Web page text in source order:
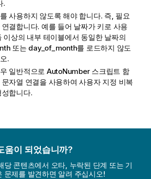
.
사용하지 않도록 해야 합니다. 즉, 필요
결합니다. 예를 들어 날짜가 키로 사용
이상의 내부 테이블에서 동일한 날짜의
또는 day_of_month를 로드하지 않도
.
일반적으로 AutoNumber 스크립트 함
자열 연결을 사용하여 사용자 지정 비복
합니다.
움이 되었습니까?
당 콘텐츠에서 오타, 누락된 단계 또는 기
문제를 발견하면 알려 주십시오!